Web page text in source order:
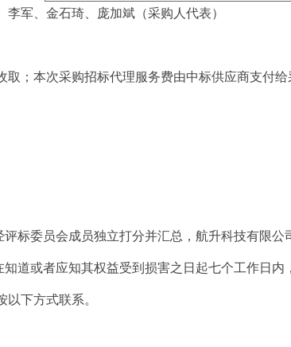
李军、金石琦、庞加斌 （采购人代表）
取 ；本次采购招标代理服务费由中标供应商支付给
标委员会成员独立打分并汇总， 航升科技有限公
道或者应知其权益受到损害之日起七个工作日内
下方式联系。